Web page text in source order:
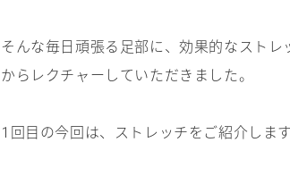
そんな毎日頑張る足部に、効果的なスト
からレクチャーしていただきました。
1 回目の今回は、ストレッチをご紹介します